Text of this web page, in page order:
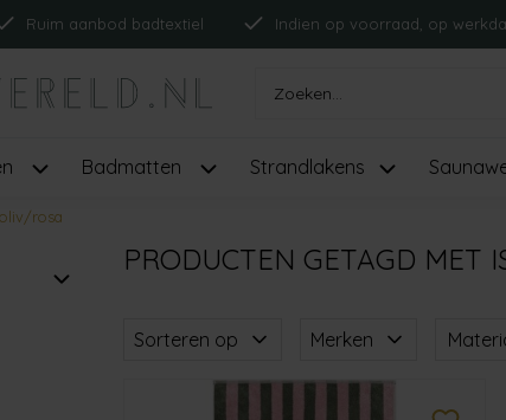
Ruim aanbod badtextiel Indien op voorraad, op
Badmatten Strandlakens
rosa
PRODUCTEN GETAGD MET
Sorteren op Merken